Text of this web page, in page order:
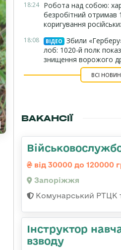
18:24 Робота над собою:
безробітний отримав
коригування
18:08 ВІДЕО
Збили
лоб: 1020-й полк
знищення ворожого
ВСІ
ВАКАНСІЇ
від 30000 до 120000
Запоріжжя
Комунарський РТЦК
Інструктор
взводу